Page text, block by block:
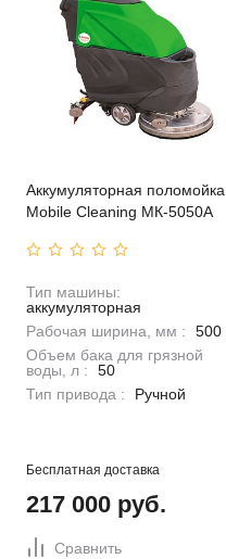
Аккумуляторная поломойка
Mobile Cleaning МК-5050А
Тип машины:
аккумуляторная
Рабочая ширина, мм :
500
Объем бака для грязной
воды, л :
50
Тип привода :
Ручной
Бесплатная доставка
217 000 руб.
Сравнить